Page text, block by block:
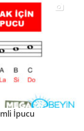
İpucu